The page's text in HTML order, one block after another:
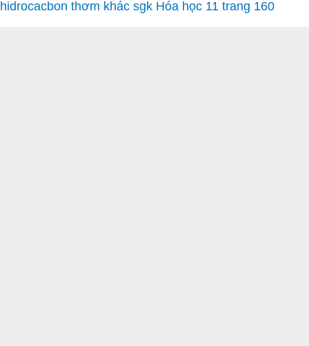
hidrocacbon thơm khác sgk Hóa học 11 trang 160